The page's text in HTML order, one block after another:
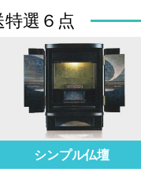
選６点
シンプル仏壇